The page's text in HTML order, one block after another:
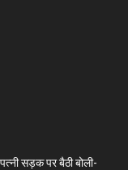
सड़क पर बैठी बोली-